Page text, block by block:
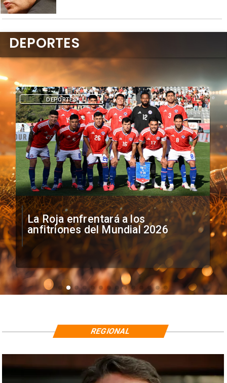
La Roja enfrentará a los
anfitriones del Mundial 2026
DEPORTES
DEPORTES
REGIONAL